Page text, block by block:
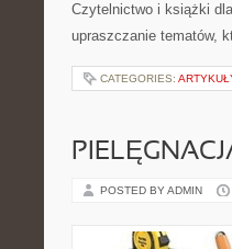
Czytelnictwo i książki
upraszczanie tematów,
CATEGORIES:
POSTED BY ADMIN